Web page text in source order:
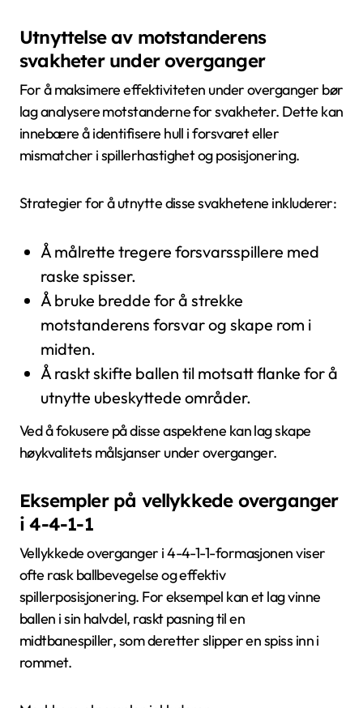
Utnyttelse av motstanderens
svakheter under overganger
For å maksimere effektiviteten under overganger bør
lag analysere motstanderne for svakheter. Dette kan
innebære å identifisere hull i forsvaret eller
mismatcher i spillerhastighet og posisjonering.
Strategier for å utnytte disse svakhetene inkluderer:
Å målrette tregere forsvarsspillere med
raske spisser.
Å bruke bredde for å strekke
motstanderens forsvar og skape rom i
midten.
Å raskt skifte ballen til motsatt flanke for å
utnytte ubeskyttede områder.
Ved å fokusere på disse aspektene kan lag skape
høykvalitets målsjanser under overganger.
Eksempler på vellykkede overganger
i 4-4-1-1
Vellykkede overganger i 4-4-1-1-formasjonen viser
ofte rask ballbevegelse og effektiv
spillerposisjonering. For eksempel kan et lag vinne
ballen i sin halvdel, raskt pasning til en
midtbanespiller, som deretter slipper en spiss inn i
rommet.